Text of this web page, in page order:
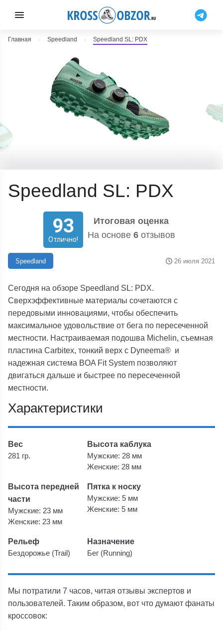
Главная Speedland Speedland SL: PDX
Speedland SL: PDX
93
Отлично!
Итоговая оценка
На основе 6отзывов
Speedland 26 июля 2021
Сегодня на обзоре Speedland SL: PDX.
Сверхэффективные материалы сочетаются с
передовыми инновациями, чтобы обеспечить
максимальное удовольствие от бега по пересеченной
местности. Настраиваемая подошва Michelin, съемная
пластина Carbitex, тонкий верх с Dyneema® и
надежная система BOA Fit System позволяют
двигаться дальше и быстрее по пересеченной
местности.
Характеристики
Вес
281 гр.
Высота каблука
Мужские: 28 мм
Женские: 28 мм
Высота передней
части
Мужские: 23 мм
Женские: 23 мм
Пятка к носку
Мужские: 5 мм
Женские: 5 мм
Рельеф
Бездорожье (Trail)
Назначение
Бег (Running)
Мы потратили 7 часов, читая отзывы экспертов и
пользователей. Таким образом, вот что думают фанаты
кроссовок: